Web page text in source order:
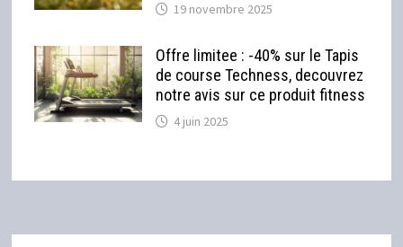
19 novembre 2025
Offre limitee : -40% sur le Tapis
de course Techness, decouvrez
notre avis sur ce produit fitness
4 juin 2025